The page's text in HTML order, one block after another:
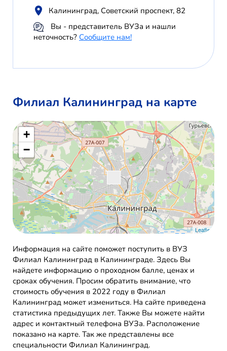
Калининград, Советский проспект, 82
Вы - представитель ВУЗа и нашли
неточность? Сообщите нам!
Филиал Калининград на карте
+
−
Leaflet
Информация на сайте поможет поступить в ВУЗ
Филиал Калининград в Калининграде. Здесь Вы
найдете информацию о проходном балле, ценах и
сроках обучения. Просим обратить внимание, что
стоимость обучения в 2022 году в Филиал
Калининград может измениться. На сайте приведена
статистика предыдущих лет. Также Вы можете найти
адрес и контактный телефона ВУЗа. Расположение
показано на карте. Так же представлены все
специальности Филиал Калининград.